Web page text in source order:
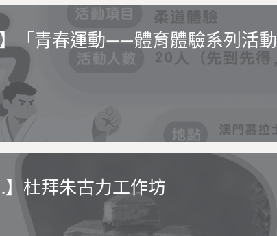
】「青春運動——體育體驗系列活動
】杜拜朱古力工作坊